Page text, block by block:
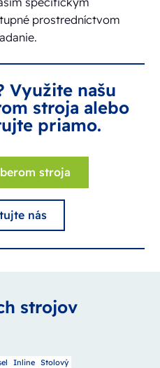
prostredníctvom
Využite našu
stroja alebo
priamo.
stroja
nás
strojov
Inline Stolový